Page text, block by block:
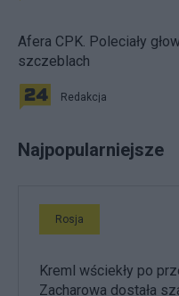
Afera CPK. Poleciały
szczeblach
Redakcja
Najpopularniejsze
Rosja
Kreml wściekły po
Zacharowa dostała